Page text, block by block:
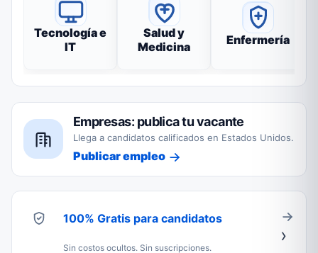
Tecnología e
IT
Salud y
Medicina
Enfermería
Empresas: publica tu vacante
Llega a candidatos calificados en Estados Unidos.
Publicar empleo
100% Gratis para candidatos
Sin costos ocultos. Sin suscripciones.